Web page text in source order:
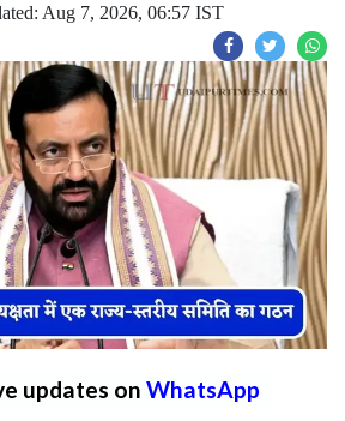
Aug 7, 2026, 06:57 IST
updates on WhatsApp